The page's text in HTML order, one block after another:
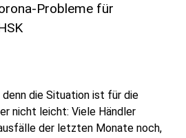
Probleme für
denn die Situation ist für die
nicht leicht: Viele Händler
der letzten Monate noch,